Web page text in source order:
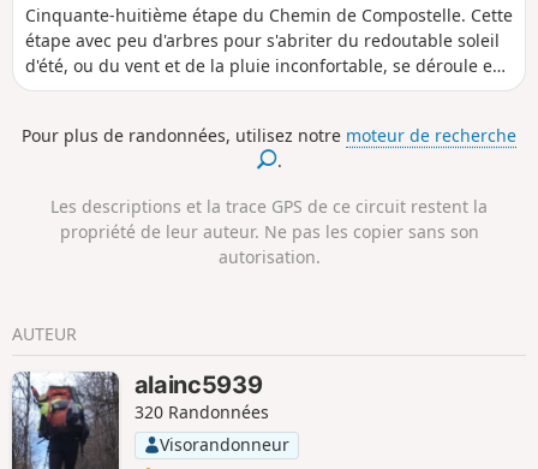
Cinquante-huitième étape du Chemin de Compostelle. Cette
étape avec peu d'arbres pour s'abriter du redoutable soleil
d'été, ou du vent et de la pluie inconfortable, se déroule en
grande partie sur un bon terrain entre les champs de
vous traversez le village de Castrojeriz et après l'ascension
du Teso de Mostelares, vous arrivez au village d'Itero de la
Pour plus de randonnées, utilisez notre moteur de recherche
.
Les descriptions et la trace GPS de ce circuit restent la
propriété de leur auteur. Ne pas les copier sans son
autorisation.
AUTEUR
alainc5939
320 Randonnées
Visorandonneur